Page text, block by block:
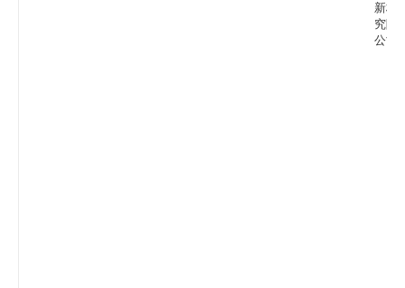
新材
究院
公司